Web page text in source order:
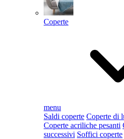
Coperte
menu
Saldi coperte Coperte di
Coperte acriliche pesanti
successivi Soffici coperte